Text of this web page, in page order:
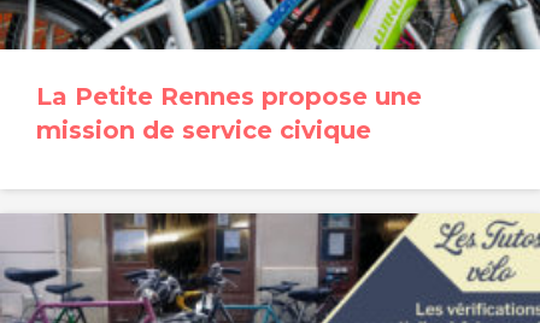
La Petite Rennes propose une
mission de service civique